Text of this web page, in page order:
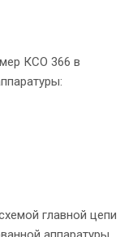
КСО 366 в
главной цепи